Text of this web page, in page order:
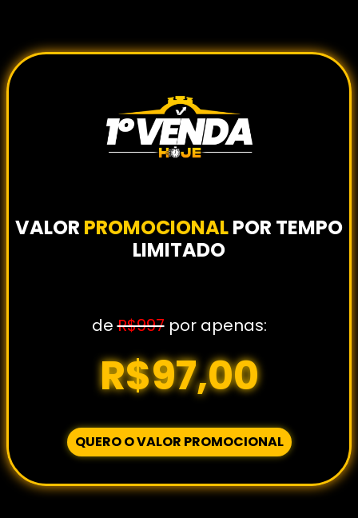
VALOR PROMOCIONALPOR TEMPO
LIMITADO
deR$997por apenas:
R$97,00
QUERO O VALOR PROMOCIONAL